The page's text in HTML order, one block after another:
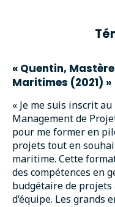
« Quentin,
Maritimes (2021) »
« Je me suis inscrit
Management de
pour me former en
projets tout en
maritime. Cette
des compétences en
budgétaire de projets
d’équipe. Les grands